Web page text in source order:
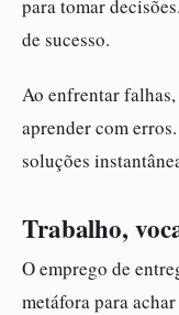
para tomar
de sucesso.
Ao enfrentar
aprender com
soluções
Trabalho,
O emprego de
metáfora para